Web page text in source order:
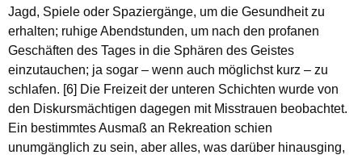
Jagd, Spiele oder Spaziergänge, um die Gesundheit zu
erhalten; ruhige Abendstunden, um nach den profanen
Geschäften des Tages in die Sphären des Geistes
einzutauchen; ja sogar – wenn auch möglichst kurz – zu
schlafen. [6] Die Freizeit der unteren Schichten wurde von
den Diskursmächtigen dagegen mit Misstrauen beobachtet.
Ein bestimmtes Ausmaß an Rekreation schien
unumgänglich zu sein, aber alles, was darüber hinausging,